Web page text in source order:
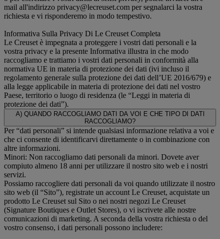
mail all'indirizzo privacy@lecreuset.com per segnalarci la vostra
richiesta e vi risponderemo in modo tempestivo.
Informativa Sulla Privacy Di Le Creuset Completa
Le Creuset è impegnata a proteggere i vostri dati personali e la
vostra privacy e la presente Informativa illustra in che modo
raccogliamo e trattiamo i vostri dati personali in conformità alla
normativa UE in materia di protezione dei dati (ivi incluso il
regolamento generale sulla protezione dei dati dell’UE 2016/679) e
alla legge applicabile in materia di protezione dei dati nel vostro
Paese, territorio o luogo di residenza (le “Leggi in materia di
protezione dei dati”).
A) QUANDO RACCOGLIAMO DATI DA VOI E CHE TIPO DI DATI
RACCOGLIAMO?
Per “dati personali” si intende qualsiasi informazione relativa a voi e
che ci consente di identificarvi direttamente o in combinazione con
altre informazioni.
Minori: Non raccogliamo dati personali da minori. Dovete aver
compiuto almeno 18 anni per utilizzare il nostro sito web e i nostri
servizi.
Possiamo raccogliere dati personali da voi quando utilizzate il nostro
sito web (il “Sito”), registrate un account Le Creuset, acquistate un
prodotto Le Creuset sul Sito o nei nostri negozi Le Creuset
(Signature Boutiques e Outlet Stores), o vi iscrivete alle nostre
comunicazioni di marketing. A seconda della vostra richiesta o del
vostro consenso, i dati personali possono includere: